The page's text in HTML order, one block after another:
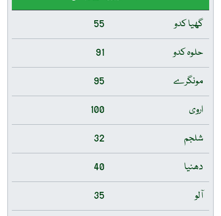
گھیا کدو
55
حلوہ کدو
91
مونگرے
95
اروی
100
شلجم
32
دھنیا
40
آلو
35